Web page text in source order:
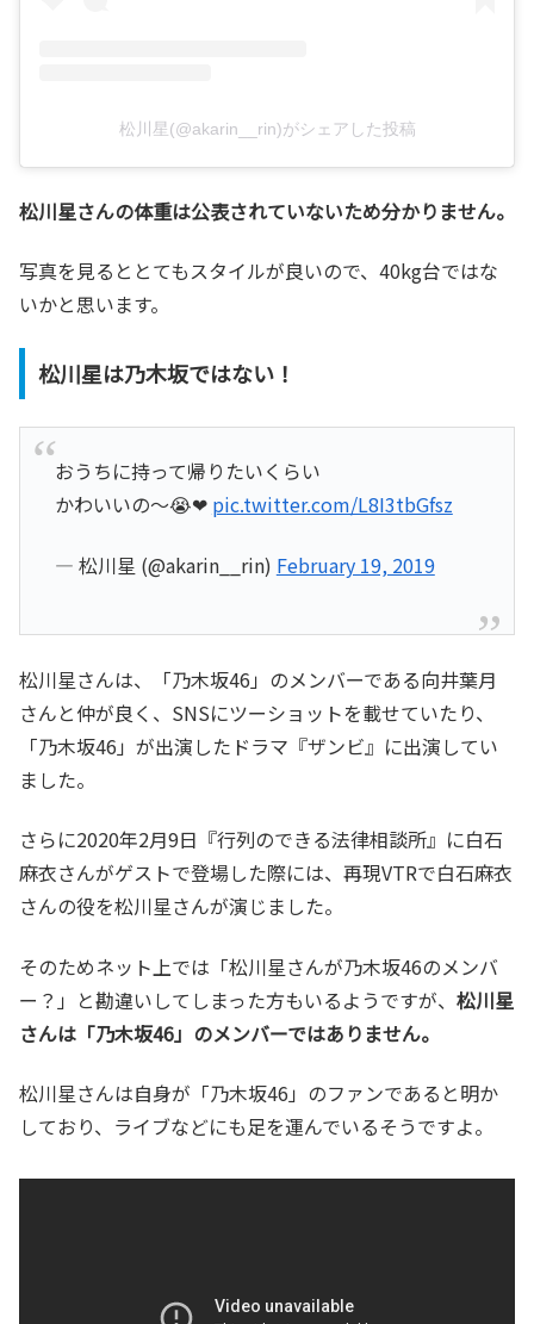
松川星(@akarin__rin)がシェアした投稿
松川星さんの体重は公表されていないため分かりません。
写真を見るととてもスタイルが良いので、40kg台ではな
いかと思います。
松川星は乃木坂ではない！
おうちに持って帰りたいくらい
かわいいの〜😭❤︎ pic.twitter.com/L8I3tbGfsz
— 松川星 (@akarin__rin) February 19, 2019
松川星さんは、「乃木坂46」のメンバーである向井葉月
さんと仲が良く、SNSにツーショットを載せていたり、
「乃木坂46」が出演したドラマ『ザンビ』に出演してい
ました。
さらに2020年2月9日『行列のできる法律相談所』に白石
麻衣さんがゲストで登場した際には、再現VTRで白石麻衣
さんの役を松川星さんが演じました。
そのためネット上では「松川星さんが乃木坂46のメンバ
ー？」と勘違いしてしまった方もいるようですが、 松川星
さんは「乃木坂46」のメンバーではありません。
松川星さんは自身が「乃木坂46」のファンであると明か
しており、ライブなどにも足を運んでいるそうですよ。